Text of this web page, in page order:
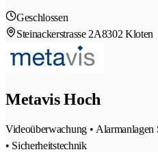
Geschlossen
Steinackerstrasse 2A8302 Kloten
Metavis Hoch
Videoüberwachung • Alarmanlagen
• Sicherheitstechnik